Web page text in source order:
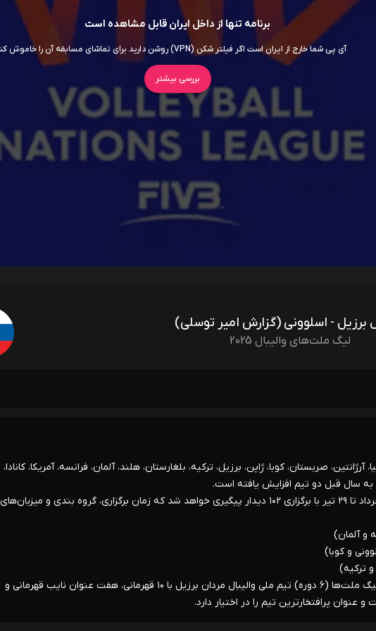
برنامه تنها از داخل ایران قابل مشاهده است
آی پی شما خارج از ایران است اگر فیلتر شکن (VPN) روشن دارید برای تماشای مسابقه آن را خاموش کنید
بررسی بیشتر
برزیل - اسلوونی (گزارش امیر توسلی)
لیگ ملت‌های والیبال 2025
با حضور ۱۸ تیم ایران، ایتالیا، آرژانتین، صربستان، کوبا، ژاپن، برزیل، ترکیه، بلغارستان، هلند، آلمان، فرانسه، آمریکا، کانادا،
به سال قبل دو تیم افزایش یافته است.
- مرحله مقدماتی لیگ ملت‌ها ۲۰۲۵ در گروه مردان از ۲۱ خرداد تا ۲۹ تیر با برگزاری ۱۰۲ دیدار پیگیری خواهد شد که زمان برگزاری، گروه بندی و میزبان‌های
و آلمان)
و کوبا)
ترکیه)
- در مجموع ۳۴ دوره برگزار شده لیگ جهانی (۲۸ دوره) و لیگ ملت‌ها (۶ دوره) تیم ملی والیبال مردان برزیل با ۱۰ قهرمانی، هفت عنوان نایب قهرمانی و
فیلم ها سریال ها
اربابان جهان
سوپرگرل
برادر کوچک 5.5 اودیسه 8.5 موانا
انولا هلمز 3
جعبه آبی 5.3